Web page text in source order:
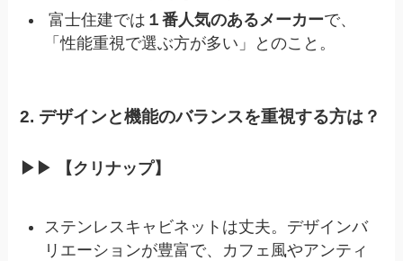
富士住建では １番人気のあるメーカーで、
「性能重視で選ぶ方が多い」とのこと。
2. デザインと機能のバランスを重視する方は？
▶︎▶︎ 【クリナップ】
ステンレスキャビネットは丈夫。デザインバ
リエーションが豊富で、カフェ風やアンティ